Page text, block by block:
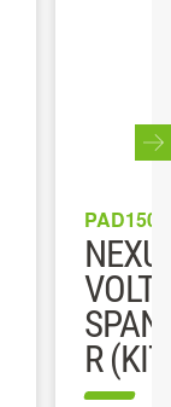
VOLT
R